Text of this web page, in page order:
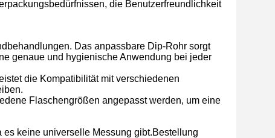
die Benutzerfreundlichkeit
Das anpassbare Dip-Rohr sorgt
genaue und hygienische Anwendung bei jeder
die Kompatibilität mit verschiedenen
Flaschengrößen angepasst werden, um eine
keine universelle Messung gibt.Bestellung